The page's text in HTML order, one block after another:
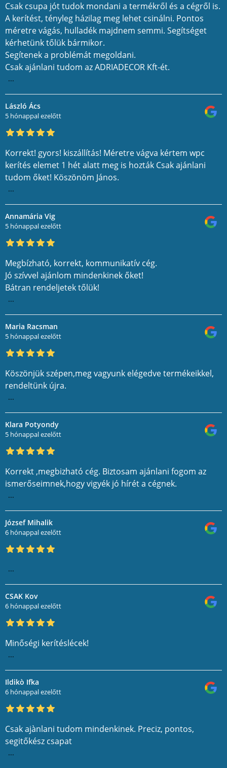
Csak csupa jót tudok mondani a termékről és a cégről is.
A kerítést, tényleg házilag meg lehet csinálni. Pontos
méretre vágás, hulladék majdnem semmi. Segítséget
kérhetünk tőlük bármikor.
Segítenek a problémát megoldani.
Csak ajánlani tudom az ADRIADECOR Kft-ét.
...
László Ács
5 hónappal ezelőtt
Korrekt! gyors! kiszállítás! Méretre vágva kértem wpc
kerítés elemet 1 hét alatt meg is hozták Csak ajánlani
tudom őket! Köszönöm János.
...
Annamária Vig
5 hónappal ezelőtt
Megbízható, korrekt, kommunikatív cég.
Jó szívvel ajánlom mindenkinek őket!
Bátran rendeljetek tőlük!
...
Maria Racsman
5 hónappal ezelőtt
Köszönjük szépen,meg vagyunk elégedve termékeikkel,
rendeltünk újra.
...
Klara Potyondy
5 hónappal ezelőtt
Korrekt ,megbizható cég. Biztosam ajánlani fogom az
ismerőseimnek,hogy vigyék jó hírét a cégnek.
...
József Mihalik
6 hónappal ezelőtt
...
CSAK Kov
6 hónappal ezelőtt
Minőségi kerítéslécek!
...
Ildikò Ifka
6 hónappal ezelőtt
Csak ajànlani tudom mindenkinek. Preciz, pontos,
segitőkész csapat
...